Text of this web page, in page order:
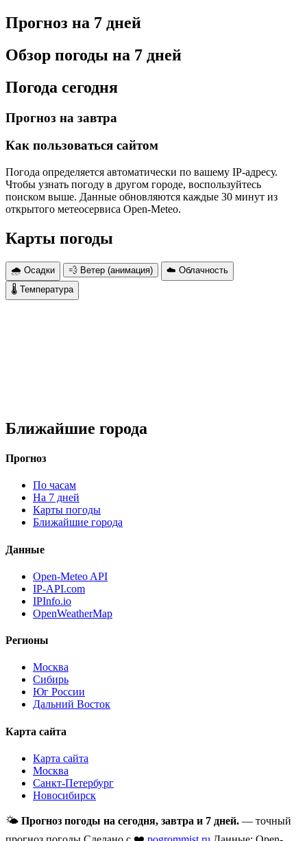
Прогноз на 7 дней
Обзор погоды на 7 дней
Погода сегодня
Прогноз на завтра
Как пользоваться сайтом
Погода определяется автоматически по вашему IP-адресу.
Чтобы узнать погоду в другом городе, воспользуйтесь
поиском выше. Данные обновляются каждые 30 минут из
открытого метеосервиса Open-Meteo.
Карты погоды
🌧 Осадки 💨 Ветер (анимация)
☁️ Облачность
🌡 Температура
Ближайшие города
Прогноз
По часам
На 7 дней
Карты погоды
Ближайшие города
Данные
Open-Meteo API
IP-API.com
IPInfo.io
OpenWeatherMap
Регионы
Москва
Сибирь
Юг России
Дальний Восток
Карта сайта
Карта сайта
Москва
Санкт-Петербург
Новосибирск
🌤 Прогноз погоды на сегодня, завтра и 7 дней. — точный